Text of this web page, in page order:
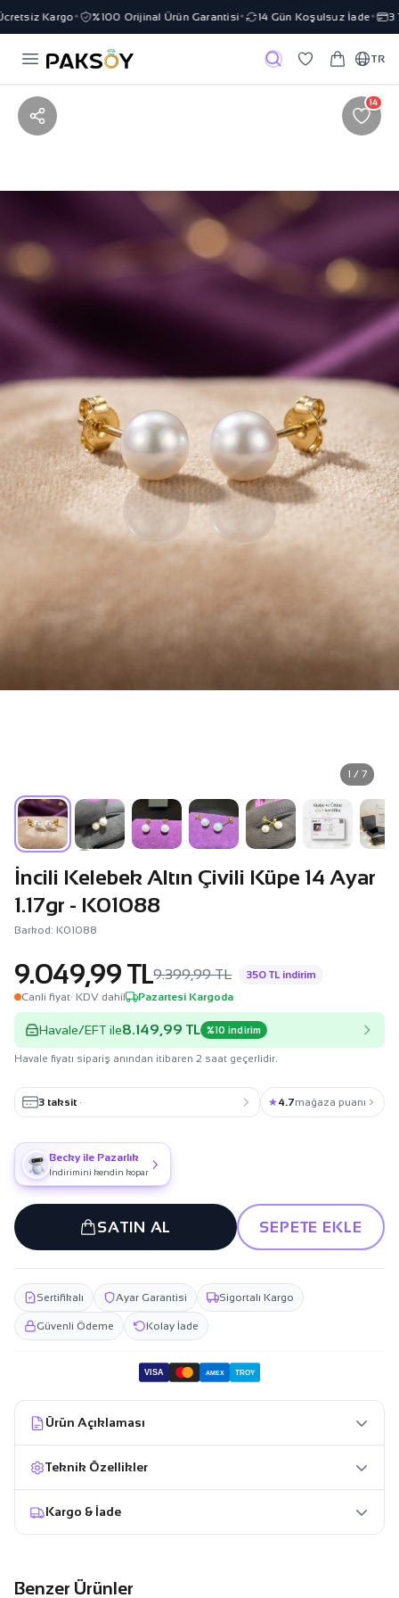
Kargo✦ %100 Orijinal Ürün Garantisi✦ 14 Gün Koşulsuz İade ✦ 3
TR
14
1 / 7
İncili Kelebek Altın Çivili Küpe 14 Ayar
1.17gr - K01088
Barkod: K01088
9.049,99 TL9.399,99 TL
350 TL indirim
Canli fiyat· KDV dahil Pazartesi Kargoda
Havale/EFT ile8.149,99 TL %10 indirim
Havale fiyatı sipariş anından itibaren 2 saat geçerlidir.
3 taksit · ★4.7mağaza puanı
Becky ile Pazarlık
İndirimini kendin kopar
SATIN AL SEPETE EKLE
Sertifikalı Ayar Garantisi Sigortalı Kargo
Güvenli Ödeme Kolay İade
VISA AMEX TROY
Ürün Açıklaması
Teknik Özellikler
Kargo & İade
Benzer Ürünler